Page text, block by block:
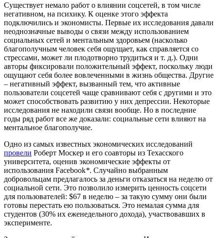
Существует немало работ о влиянии соцсетей, в том числе
негативном, на психику. К оценке этого эффекта
подключились и экономисты. Первые их исследования давали
неоднозначные выводы о связи между использованием
социальных сетей и ментальным здоровьем (насколько
благополучным человек себя ощущает, как справляется со
стрессами, может ли плодотворно трудиться и т. д.). Одни
авторы фиксировали положительный эффект, поскольку люди
ощущают себя более вовлеченными в жизнь общества. Другие
– негативный эффект, вызванный тем, что активные
пользователи соцсетей чаще сравнивают себя с другими и это
может способствовать развитию у них депрессии. Некоторые
исследования не находили связи вообще. Но в последние
годы ряд работ все же доказали: социальные сети влияют на
ментальное благополучие.
Одно из самых известных экономических исследований
провели Роберт Москер и его соавторы из Техасского
университета, оценив экономические эффекты от
использования Facebook*. Случайно выбранным
добровольцам предлагалось за деньги отказаться на неделю от
социальной сети. Это позволило измерить ценность соцсети
для пользователей: $67 в неделю – за такую сумму они были
готовы перестать ею пользоваться. Это немалая сумма для
студентов (30% их еженедельного дохода), участвовавших в
эксперименте.